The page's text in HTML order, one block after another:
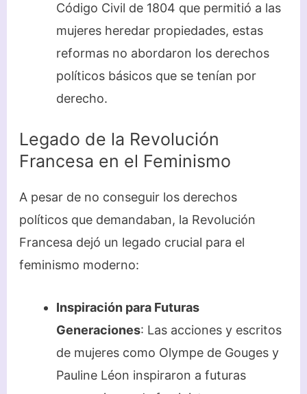
Código Civil de 1804 que permitió a las
mujeres heredar propiedades, estas
reformas no abordaron los derechos
políticos básicos que se tenían por
derecho.
Legado de la Revolución
Francesa en el Feminismo
A pesar de no conseguir los derechos
políticos que demandaban, la Revolución
Francesa dejó un legado crucial para el
feminismo moderno:
Inspiración para Futuras
Generaciones: Las acciones y escritos
de mujeres como Olympe de Gouges y
Pauline Léon inspiraron a futuras